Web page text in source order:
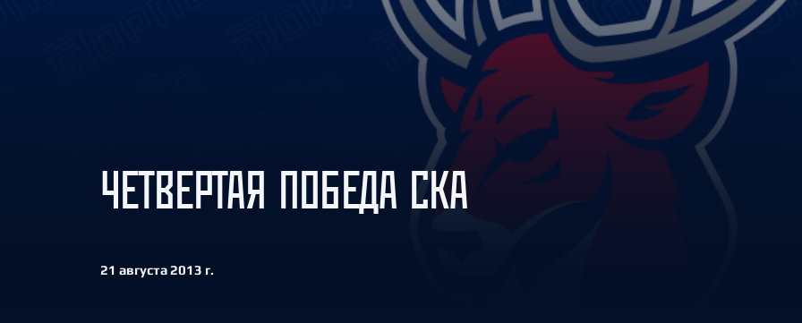
Амур
Барыс
Салават Юлаев
Сибирь
ЧЕТВЕРТАЯ ПОБЕДА СКА
21 августа 2013 г.